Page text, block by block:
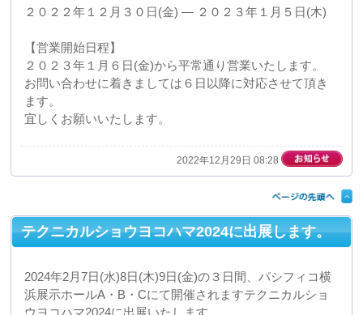
ろしくお願いいたします。
https://www.tech-yokohama.jp/
2022年11月24日 15:55